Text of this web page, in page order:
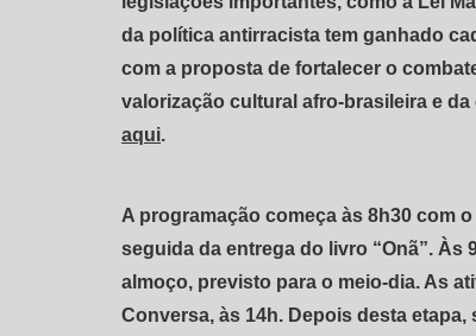
da política antirracista tem ganhado
com a proposta de fortalecer o
valorização cultural afro-brasileira e
aqui.
A programação começa às 8h30 com
seguida da entrega do livro “Onã”. Às
almoço, previsto para o meio-dia. As
Conversa, às 14h. Depois desta